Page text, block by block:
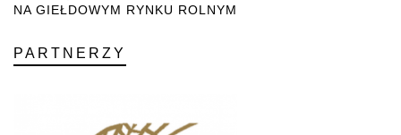
NA GIEŁDOWYM RYNKU ROLNYM
PARTNERZY